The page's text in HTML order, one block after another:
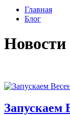
Главная
Блог
Новости
Запускаем